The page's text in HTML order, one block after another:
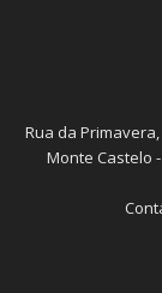
Rua da
Monte Castelo -